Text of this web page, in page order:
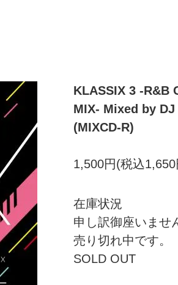
KLASSIX 3 -R&B
MIX- Mixed by
(MIXCD-R)
1,500円(税込1,650
在庫状況
申し訳御座いませ
売り切れ中です。
SOLD OUT